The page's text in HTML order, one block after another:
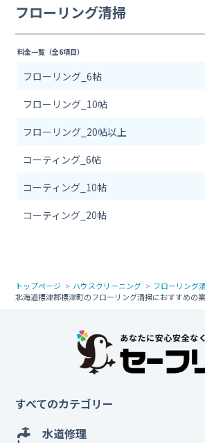
フローリング清掃
料金一覧（全6項目）
フローリング_6帖
フローリング_10帖
フローリング_20帖以上
コーティング_6帖
コーティング_10帖
コーティング_20帖
トップページ ハウスクリーニング
フローリング
北海道標津郡標津町のフローリング清掃におすすめの
すべてのカテゴリー
水道修理